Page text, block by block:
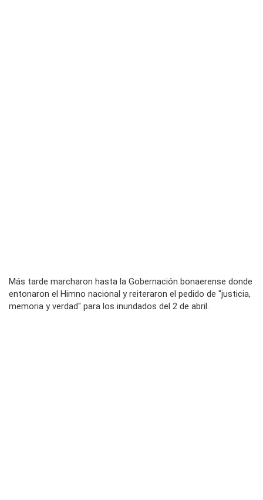
Más tarde marcharon hasta la Gobernación bonaerense donde
entonaron el Himno nacional y reiteraron el pedido de "justicia,
memoria y verdad" para los inundados del 2 de abril.